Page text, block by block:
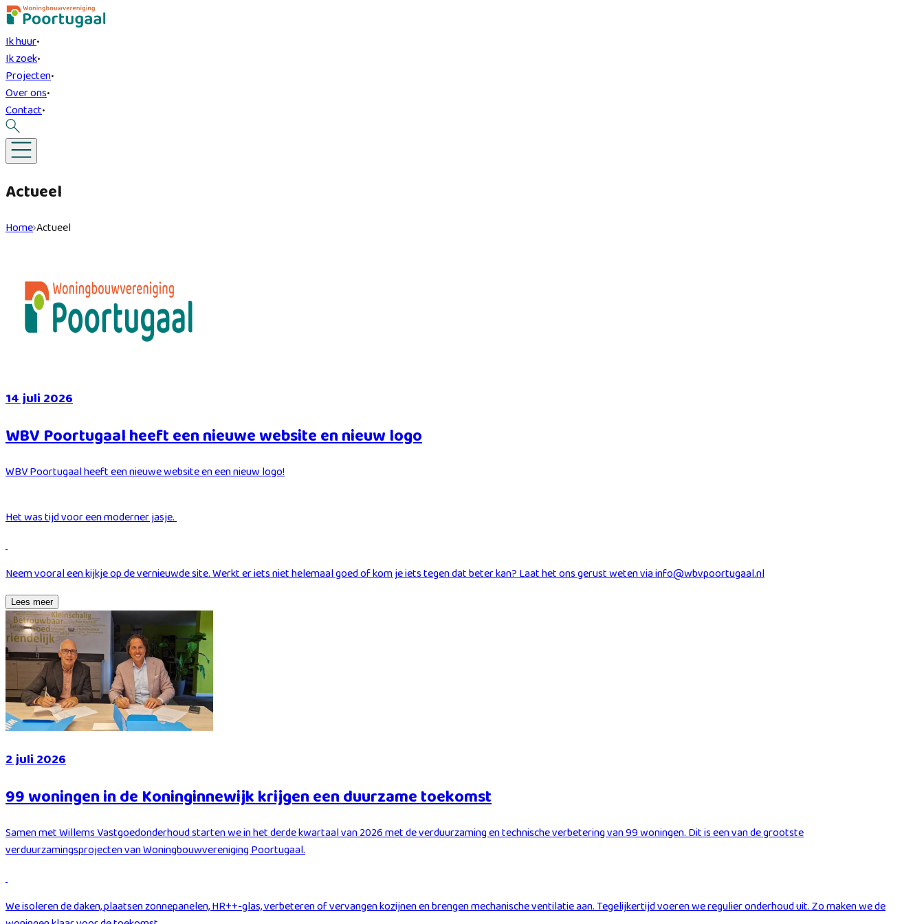
Ik huur•
Ik zoek•
Projecten•
Over ons•
Contact•
Actueel
Home Actueel
14 juli 2026
WBV Poortugaal heeft een nieuwe website en nieuw logo
WBV Poortugaal heeft een nieuwe website en een nieuw logo!
Het was tijd voor een moderner jasje.
Neem vooral een kijkje op de vernieuwde site. Werkt er iets niet helemaal goed of kom je iets tegen dat beter kan? Laat het ons gerust weten via info@wbvpoortugaal.nl
Lees meer
2 juli 2026
99 woningen in de Koninginnewijk krijgen een duurzame toekomst
Samen met Willems Vastgoedonderhoud starten we in het derde kwartaal van 2026 met de verduurzaming en technische verbetering van 99 woningen. Dit is een van de grootste
verduurzamingsprojecten van Woningbouwvereniging Poortugaal.
We isoleren de daken, plaatsen zonnepanelen, HR++-glas, verbeteren of vervangen kozijnen en brengen mechanische ventilatie aan. Tegelijkertijd voeren we regulier onderhoud uit. Zo maken we de